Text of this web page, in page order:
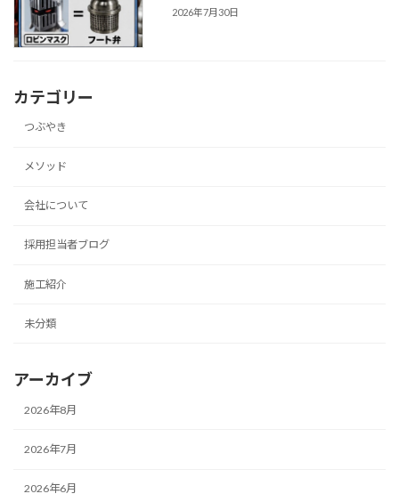
2026年7月30日
カテゴリー
つぶやき
メソッド
会社について
採用担当者ブログ
施工紹介
未分類
アーカイブ
2026年8月
2026年7月
2026年6月